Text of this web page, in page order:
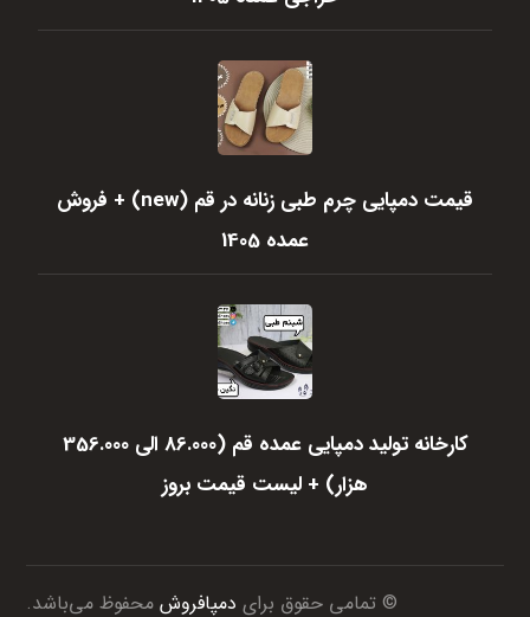
قیمت دمپایی چرم طبی زنانه در قم (new) + فروش
عمده 1405
کارخانه تولید دمپایی عمده قم (86.000 الی 356.000
هزار) + لیست قیمت بروز
© تمامی حقوق برای دمپافروشمحفوظ می‌باشد.